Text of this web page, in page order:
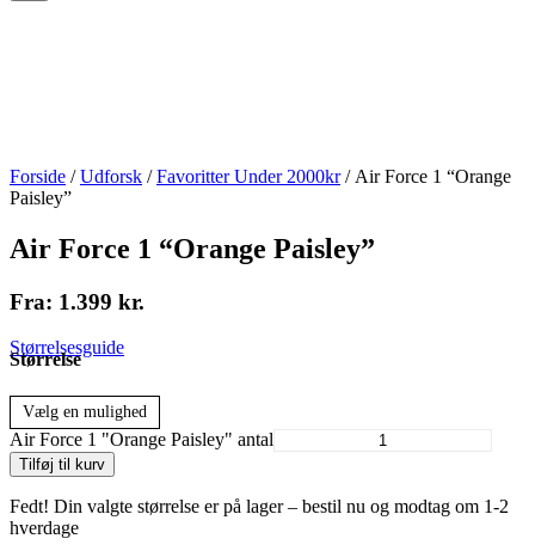
Forside /Udforsk /Favoritter Under 2000kr/ Air Force 1 “Orange
Paisley”
Air Force 1 “Orange Paisley”
Fra: 1.399 kr.
Størrelsesguide
Størrelse
Vælg en mulighed
Air Force 1 "Orange Paisley" antal
Tilføj til kurv
Fedt! Din valgte størrelse er på lager – bestil nu og modtag om 1-2
hverdage